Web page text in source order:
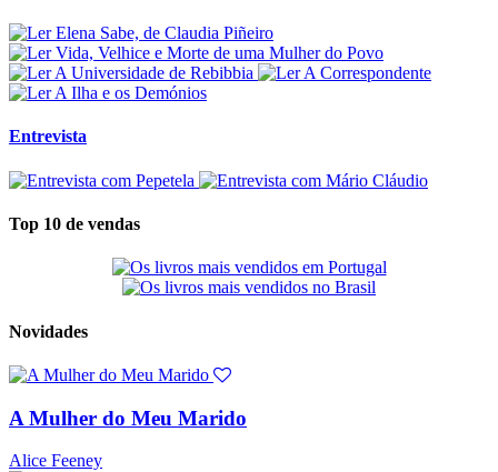
Entrevista
Top 10 de vendas
Novidades
A Mulher do Meu Marido
Alice Feeney